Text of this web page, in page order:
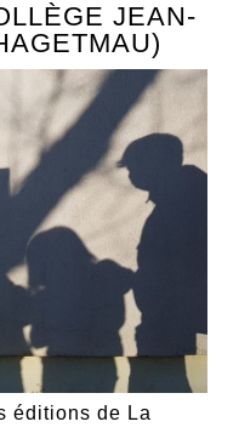
JEAN-
éditions de La